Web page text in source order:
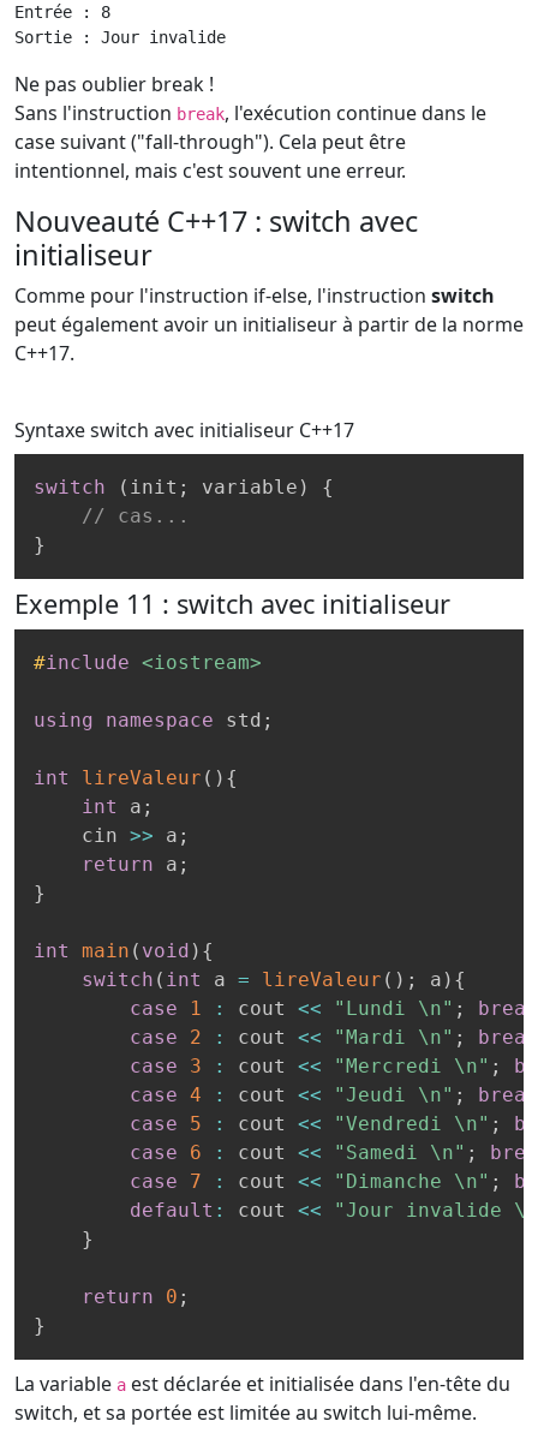
Entrée : 8
Sortie : Jour invalide
Ne pas oublier break !
Sans l'instruction break, l'exécution continue dans le
case suivant ("fall-through"). Cela peut être
intentionnel, mais c'est souvent une erreur.
Nouveauté C++17 : switch avec
initialiseur
Comme pour l'instruction if-else, l'instruction switch
peut également avoir un initialiseur à partir de la norme
C++17.
Syntaxe switch avec initialiseur C++17
switch ( init ; variable )
{
// cas...
}
Exemple 11 : switch avec initialiseur
#include <iostream>
using namespace std ;
int lireValeur ( ) {
int
a ;
    cin
>> a ;
return a ;
}
int main ( void ) {
switch ( int a = lireValeur ( ) ; a ) {
case
1 : cout << "Lundi \n" ;
break
case
2 : cout << "Mardi \n" ;
break
case
3 : cout << "Mercredi \n" ;
case 4 : cout << "Jeudi \n" ;
break
case
5 : cout << "Vendredi \n" ;
case
6 : cout << "Samedi \n" ;
case
7 : cout << "Dimanche \n" ;
default : cout <<
"Jour invalide
}
return 0 ;
}
La variable a est déclarée et initialisée dans l'en-tête du
switch, et sa portée est limitée au switch lui-même.